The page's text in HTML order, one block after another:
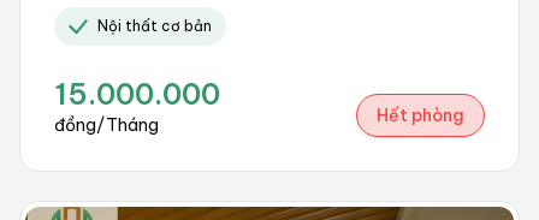
Nội thất cơ bản
15.000.000
đồng/Tháng Hết phòng